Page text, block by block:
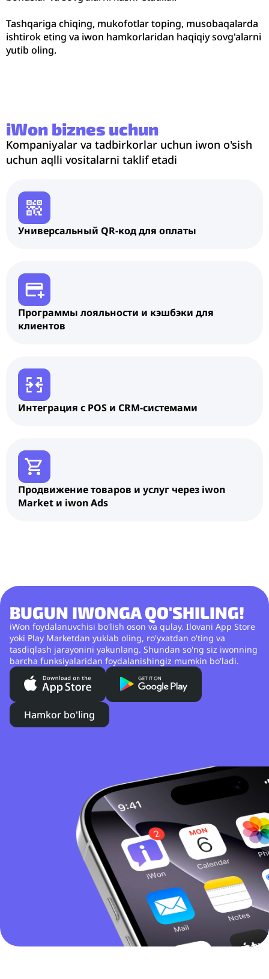
Tashqariga chiqing, mukofotlar toping, musobaqalarda
ishtirok eting va iwon hamkorlaridan haqiqiy sovg'alarni
yutib oling.
iWon biznes uchun
Kompaniyalar va tadbirkorlar uchun iwon o'sish
uchun aqlli vositalarni taklif etadi
Универсальный QR-код для оплаты
Программы лояльности и кэшбэки для
клиентов
Интеграция с POS и CRM-системами
Продвижение товаров и услуг через iwon
Market и iwon Ads
BUGUN IWONGA QO'SHILING!
iWon foydalanuvchisi bo'lish oson va qulay. Ilovani App Store
yoki Play Marketdan yuklab oling, ro'yxatdan o'ting va
tasdiqlash jarayonini yakunlang. Shundan so'ng siz iwonning
barcha funksiyalaridan foydalanishingiz mumkin bo'ladi.
Hamkor bo'ling